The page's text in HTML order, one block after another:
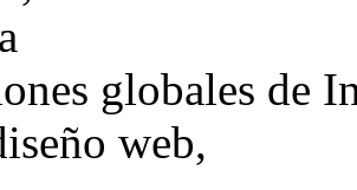
globales de
web,